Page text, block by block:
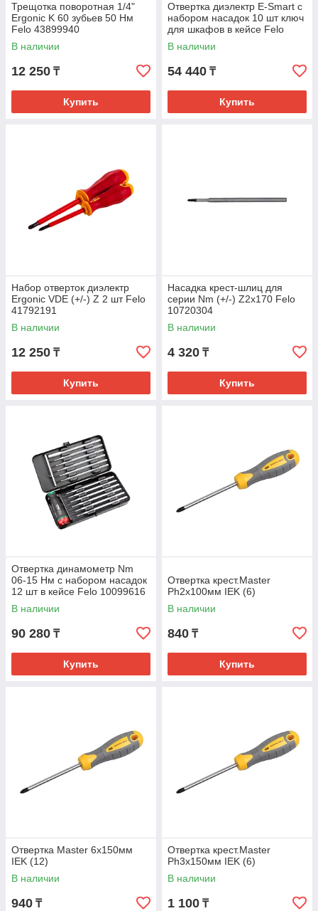
Трещотка поворотная 1/4"
Ergonic K 60 зубьев 50 Нм
Felo 43899940
В наличии
12 250 ₸
Купить
Отвертка диэлектр E-Smart с
набором насадок 10 шт ключ
для шкафов в кейсе Felo
6391316
В наличии
54 440 ₸
Купить
Набор отверток диэлектр
Ergonic VDE (+/-) Z 2 шт Felo
41792191
В наличии
12 250 ₸
Купить
Насадка крест-шлиц для
серии Nm (+/-) Z2x170 Felo
10720304
В наличии
4 320 ₸
Купить
Отвертка динамометр Nm
06-15 Нм с набором насадок
12 шт в кейсе Felo 10099616
В наличии
90 280 ₸
Купить
Отвертка крест.Master
Ph2х100мм IEK (6)
В наличии
840 ₸
Купить
Отвертка Master 6х150мм
IEK (12)
В наличии
940 ₸
Отвертка крест.Master
Ph3х150мм IEK (6)
В наличии
1 100 ₸